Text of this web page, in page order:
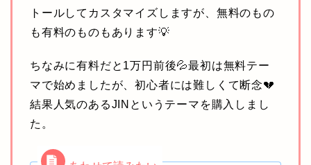
トールしてカスタマイズしますが、無料のもの
も有料のものもあります💡
ちなみに有料だと1万円前後💦最初は無料テー
マで始めましたが、初心者には難しくて断念💔
結果人気のあるJINというテーマを購入しまし
た。